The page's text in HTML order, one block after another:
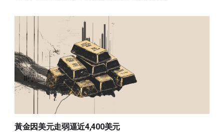
黃金因美元走弱逼近4,400美元